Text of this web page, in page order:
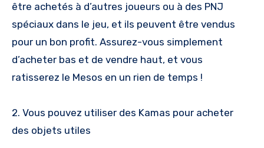
être achetés à d’autres joueurs ou à des PNJ
spéciaux dans le jeu, et ils peuvent être vendus
pour un bon profit. Assurez-vous simplement
d’acheter bas et de vendre haut, et vous
ratisserez le Mesos en un rien de temps !
2. Vous pouvez utiliser des Kamas pour acheter
des objets utiles